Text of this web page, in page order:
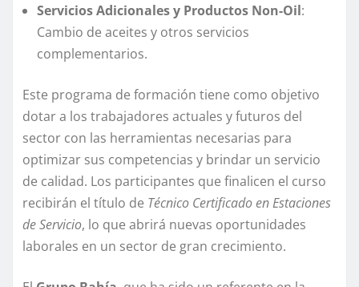
Servicios Adicionales y Productos Non-Oil:
Cambio de aceites y otros servicios
complementarios.
Este programa de formación tiene como objetivo
dotar a los trabajadores actuales y futuros del
sector con las herramientas necesarias para
optimizar sus competencias y brindar un servicio
de calidad. Los participantes que finalicen el curso
recibirán el título de Técnico Certificado en Estaciones
de Servicio, lo que abrirá nuevas oportunidades
laborales en un sector de gran crecimiento.